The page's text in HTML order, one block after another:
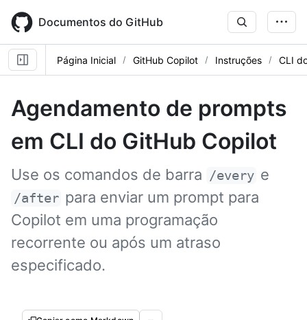
main
content
Documentos do GitHub
Página Inicial GitHub Copilot Instruções CLI
Agendamento de prompts
em CLI do GitHub Copilot
Use os comandos de barra /every e
/after para enviar um prompt para
Copilot em uma programação
recorrente ou após um atraso
especificado.